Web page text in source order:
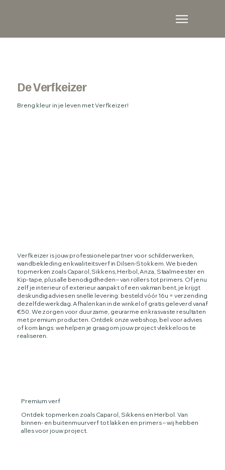
De Verfkeizer
Breng kleur in je leven met Verfkeizer!
Verfkeizer is jouw professionele partner voor schilderwerken,
wandbekleding en kwaliteitsverf in Dilsen-Stokkem. We bieden
topmerken zoals Caparol, Sikkens, Herbol, Anza, Staalmeester en
Kip‑tape, plus alle benodigdheden – van rollers tot primers. Of je nu
zelf je interieur of exterieur aanpakt of een vakman bent, je krijgt
deskundig advies en snelle levering: besteld vóór 16u = verzending
dezelfde werkdag. Afhalen kan in de winkel of gratis geleverd vanaf
€50. We zorgen voor duurzame, geurarme en krasvaste resultaten
met premium producten. Ontdek onze webshop, bel voor advies
of kom langs: we helpen je graag om jouw project vlekkeloos te
realiseren.
Premium verf
Ontdek topmerken zoals Caparol, Sikkens en Herbol. Van
binnen‑ en buitenmuurverf tot lakken en primers – wij hebben
alles voor jouw project.